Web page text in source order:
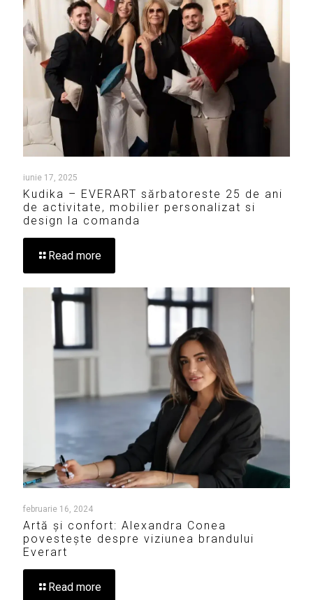
iunie 17, 2025
Kudika – EVERART sărbatoreste 25 de ani
de activitate, mobilier personalizat si
design la comanda
Read more
februarie 16, 2024
Artă și confort: Alexandra Conea
povestește despre viziunea brandului
Everart
Read more